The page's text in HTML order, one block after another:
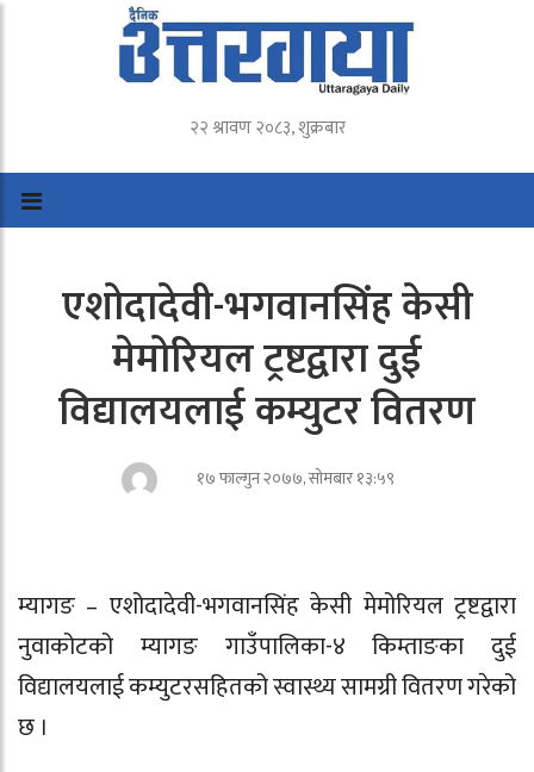
२२ श्रावण २०८३, शुक्रबार
एशोदादेवी-भगवानसिंह केसी
मेमोरियल ट्रष्टद्वारा दुई
विद्यालयलाई कम्युटर वितरण
१७ फाल्गुन २०७७, सोमबार १३:५९
म्यागङ – एशोदादेवी-भगवानसिंह केसी मेमोरियल ट्रष्टद्वारा
नुवाकोटको म्यागङ गाउँपालिका-४ किम्ताङका दुई
विद्यालयलाई कम्युटरसहितको स्वास्थ्य सामग्री वितरण गरेको
छ ।